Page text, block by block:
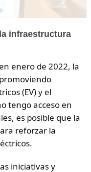
infraestructura
enero de 2022, la
(EV) y el
tengo acceso en
es posible que la
reforzar la